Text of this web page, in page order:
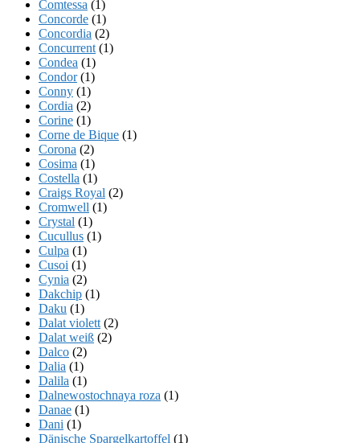
Comtessa (1)
Concorde (1)
Concordia (2)
Concurrent (1)
Condea (1)
Condor(1)
Conny (1)
Cordia (2)
Corine (1)
Corne de Bique (1)
Corona (2)
Cosima (1)
Costella (1)
Craigs Royal (2)
Cromwell (1)
Crystal (1)
Cucullus (1)
Culpa (1)
Cusoi (1)
Cynia (2)
Dakchip (1)
Daku (1)
Dalat violett (2)
Dalat weiß (2)
Dalco (2)
Dalia (1)
Dalila (1)
Dalnewostochnaya roza (1)
Danae (1)
Dani (1)
Dänische Spargelkartoffel (1)